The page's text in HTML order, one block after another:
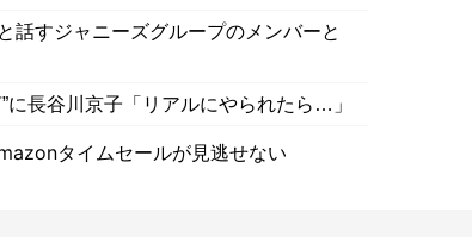
話すジャニーズグループのメンバーと
に長谷川京子「リアルにやられたら…」
タイムセールが見逃せない